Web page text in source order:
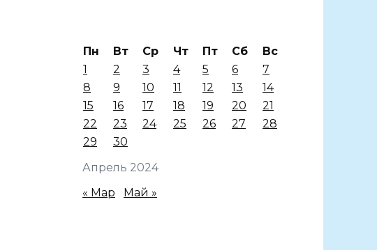
Апрель 2024
Пн Вт Ср Чт Пт Сб
Вс
1
2 3 4 5 6
7
8
9 10 11 12 13
14
15
16 17 18 19 20
21
22
23 24 25 26 27
28
29
30
« Мар Май »